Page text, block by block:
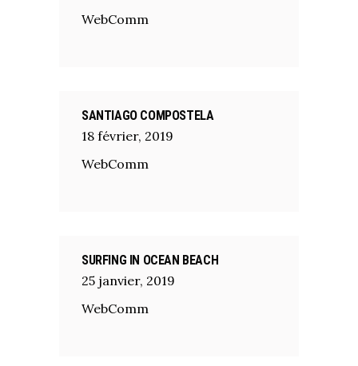
WebComm
SANTIAGO COMPOSTELA
18 février, 2019
WebComm
SURFING IN OCEAN BEACH
25 janvier, 2019
WebComm